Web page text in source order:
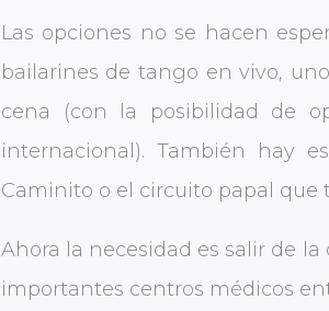
Las opciones no se hacen
bailarines de tango en vivo,
cena (con la posibilidad de
internacional). También hay
Caminito o el circuito papal que
Ahora la necesidad es salir de
importantes centros médicos